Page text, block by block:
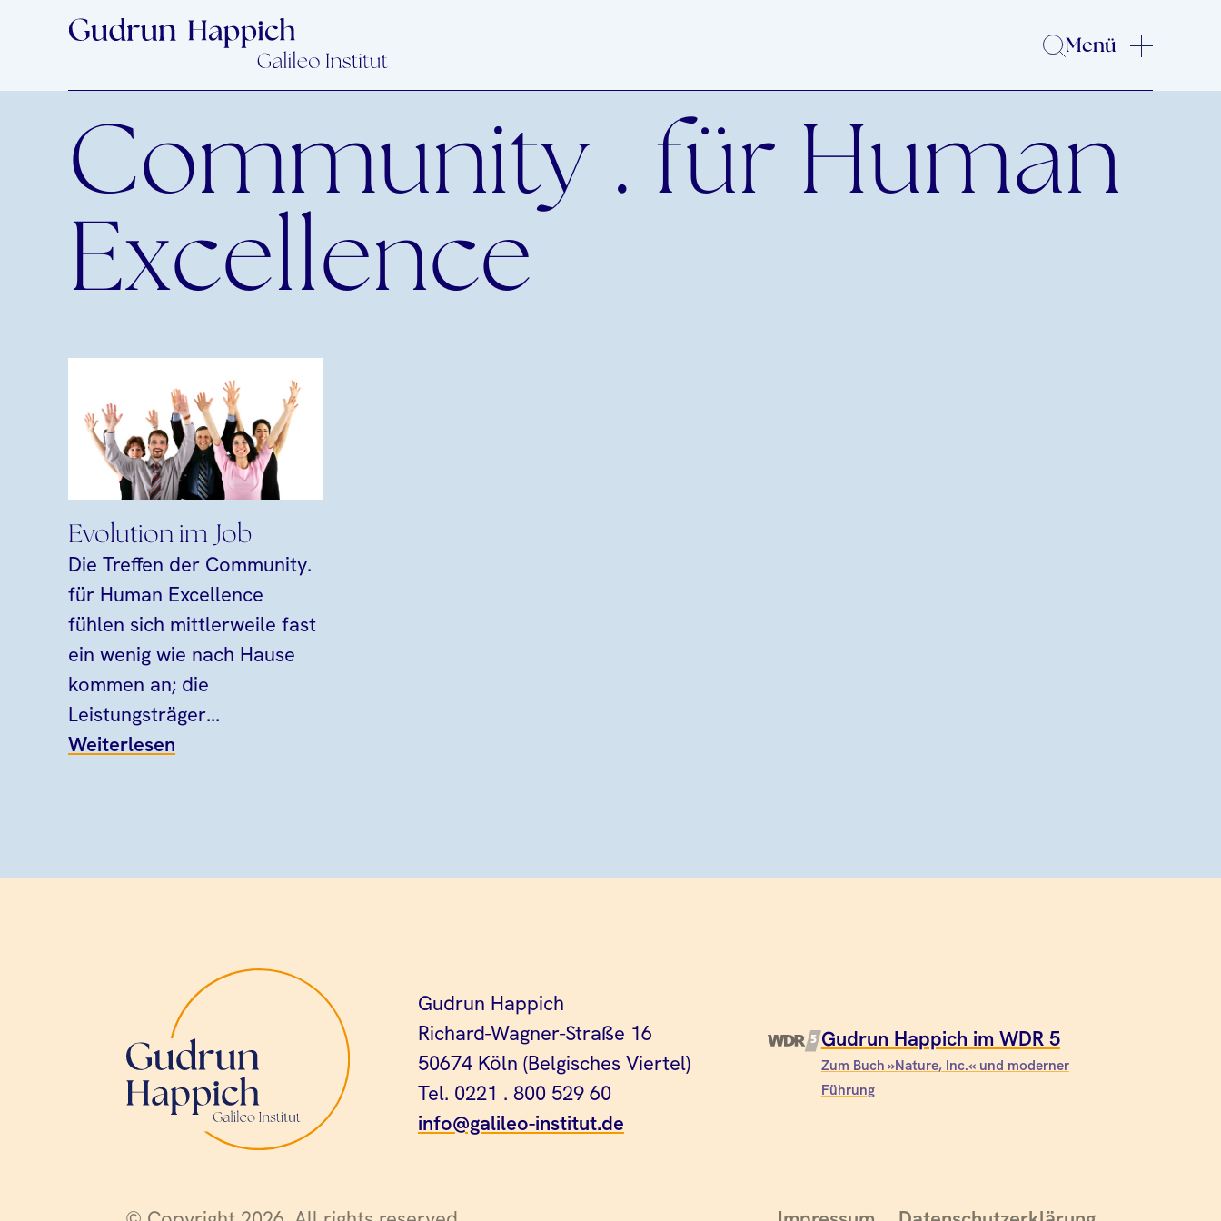
Menü
Community . für Human
Excellence
Evolution im Job
Die Treffen der Community.
für Human Excellence
fühlen sich mittlerweile fast
ein wenig wie nach Hause
kommen an; die
Leistungsträger...
Weiterlesen
Gudrun Happich
Richard-Wagner-Straße 16
50674 Köln (Belgisches Viertel)
Tel. 0221 . 800 529 60
info@galileo-institut.de
Gudrun Happich im WDR 5
Zum Buch »Nature, Inc.« und moderner
Führung